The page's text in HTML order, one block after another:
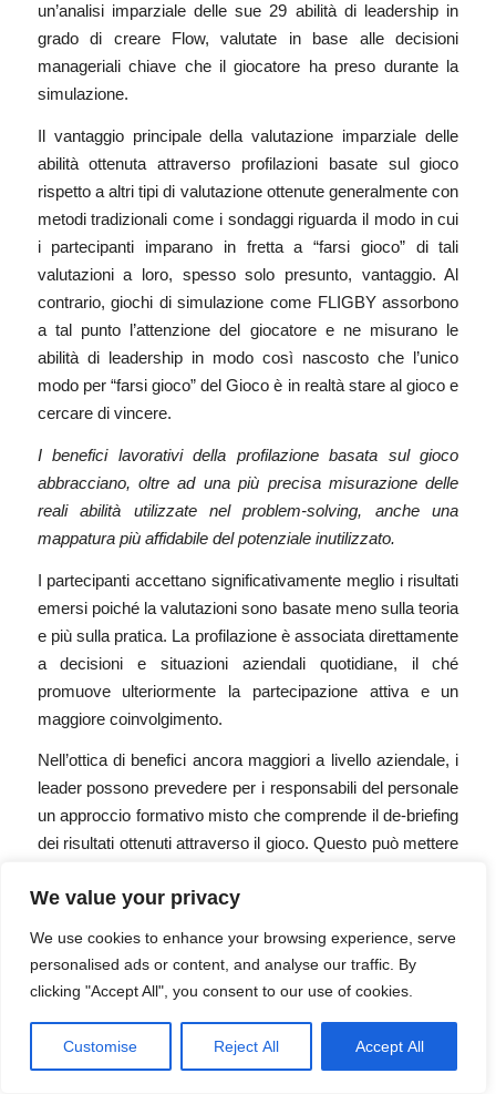
We value your privacy
We use cookies to enhance your browsing experience, serve
personalised ads or content, and analyse our traffic. By
clicking "Accept All", you consent to our use of cookies.
Customise Reject All Accept All
un’analisi imparziale delle sue 29 abilità di leadership in
grado di creare Flow, valutate in base alle decisioni
manageriali chiave che il giocatore ha preso durante la
simulazione.
Il vantaggio principale della valutazione imparziale delle
abilità ottenuta attraverso profilazioni basate sul gioco
rispetto a altri tipi di valutazione ottenute generalmente con
metodi tradizionali come i sondaggi riguarda il modo in cui
i partecipanti imparano in fretta a “farsi gioco” di tali
valutazioni a loro, spesso solo presunto, vantaggio. Al
contrario, giochi di simulazione come FLIGBY assorbono
a tal punto l’attenzione del giocatore e ne misurano le
abilità di leadership in modo così nascosto che l’unico
modo per “farsi gioco” del Gioco è in realtà stare al gioco e
cercare di vincere.
I benefici lavorativi della profilazione basata sul gioco
abbracciano, oltre ad una più precisa misurazione delle
reali abilità utilizzate nel problem-solving, anche una
mappatura più affidabile del potenziale inutilizzato.
I partecipanti accettano significativamente meglio i risultati
emersi poiché la valutazioni sono basate meno sulla teoria
e più sulla pratica. La profilazione è associata direttamente
a decisioni e situazioni aziendali quotidiane, il ché
promuove ulteriormente la partecipazione attiva e un
maggiore coinvolgimento.
Nell’ottica di benefici ancora maggiori a livello aziendale, i
leader possono prevedere per i responsabili del personale
un approccio formativo misto che comprende il de-briefing
dei risultati ottenuti attraverso il gioco. Questo può mettere
solving sviluppate attraverso il gioco a situazioni di vita
eventuali gap di abilità all’interno dell’azienda in modo da
aziendale di oggi, che è in costante e rapida evoluzione,
l’analisi predittiva del personale è estremamente preziosa,